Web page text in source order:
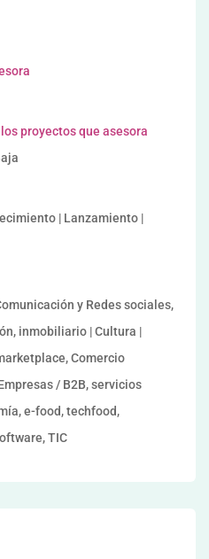
proyectos que asesora
| Lanzamiento |
y Redes sociales,
inmobiliario | Cultura |
Comercio
/ B2B, servicios
e-food, techfood,
TIC